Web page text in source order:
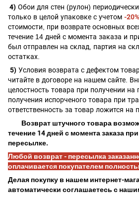
4) Обои для стен (рулон)
только в целой упаковке с учетом -20%
стоимости, при возврате основных
течение 14 дней с момента заказа и
был отправлен на склад, партия на
остатках.
5) Условия возврата с дефектом
читайте в договоре на нашем сайте.
целостность товара при получении на
получения испорченого товара при
ответственность за товар ложится на
Возврат штучного товара
течение 14 дней с момента заказа
пересылке.
Любой возврат - пересылка
оплачивается покупателем
Делая покупку в нашем интернет-
автоматически соглашаетесь с